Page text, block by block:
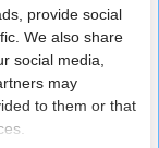
een
provide social
We also share
social media,
may
to them or that